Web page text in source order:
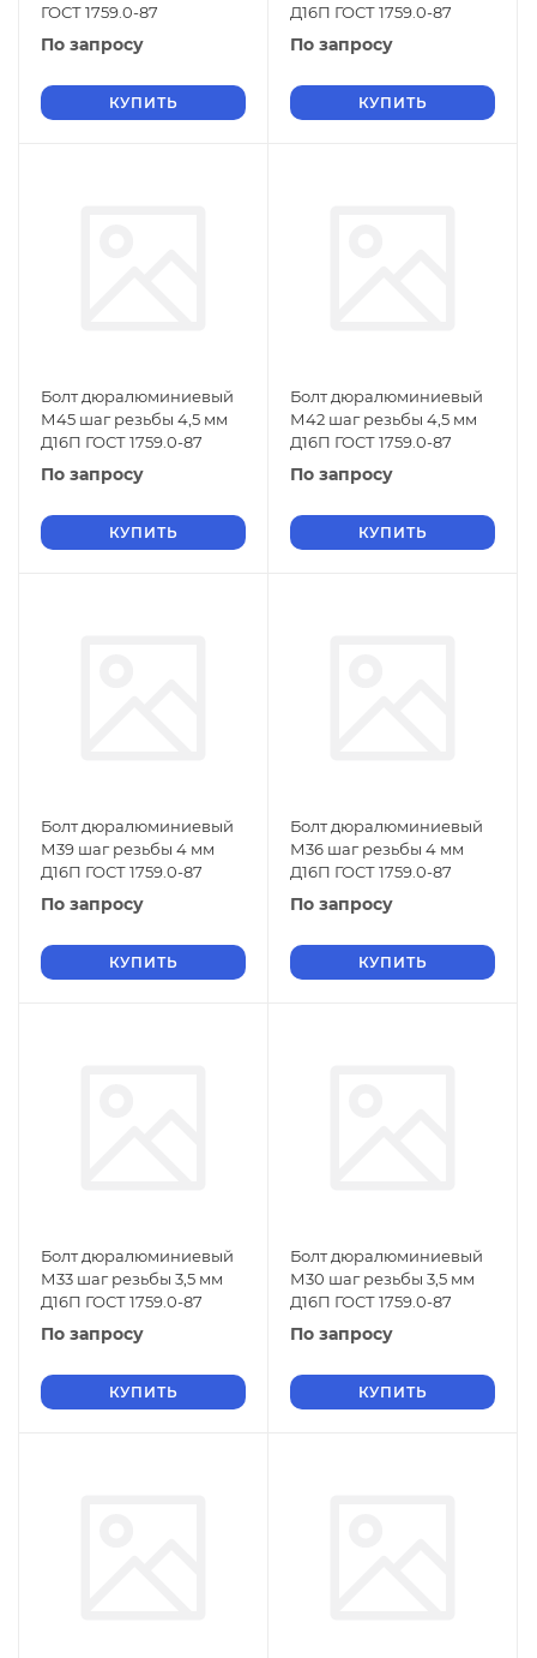
ГОСТ 1759.0-87
По запросу
КУПИТЬ
Д16П ГОСТ 1759.0-87
По запросу
КУПИТЬ
Болт дюралюминиевый
М45 шаг резьбы 4,5 мм
Д16П ГОСТ 1759.0-87
По запросу
КУПИТЬ
Болт дюралюминиевый
М42 шаг резьбы 4,5 мм
Д16П ГОСТ 1759.0-87
По запросу
КУПИТЬ
Болт дюралюминиевый
М39 шаг резьбы 4 мм
Д16П ГОСТ 1759.0-87
По запросу
КУПИТЬ
Болт дюралюминиевый
М36 шаг резьбы 4 мм
Д16П ГОСТ 1759.0-87
По запросу
КУПИТЬ
Болт дюралюминиевый
М33 шаг резьбы 3,5 мм
Д16П ГОСТ 1759.0-87
По запросу
КУПИТЬ
Болт дюралюминиевый
М30 шаг резьбы 3,5 мм
Д16П ГОСТ 1759.0-87
По запросу
КУПИТЬ